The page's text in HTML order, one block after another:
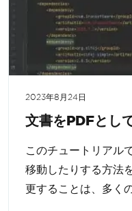
2023年8月24日
文書をPDFとし
このチュートリアル
移動したりする方法
更することは、多く